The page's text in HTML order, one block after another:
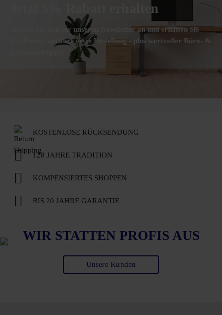
Jetzt 5% Rabatt erhalten
Melden Sie sich für unseren Newsletter an und erhalten Sie
5% Rabatt auf Ihre erste Bestellung - plus wertvoller Büro- &
KOSTENLOSE RÜCKSENDUNG
128 JAHRE TRADITION
KOMPENSIERTES SHOPPEN
BIS 20 JAHRE GARANTIE
WIR STATTEN PROFIS AUS
Unsere Kunden